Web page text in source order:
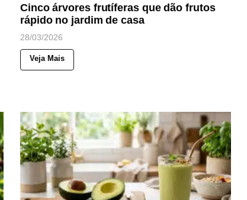
Cinco árvores frutíferas que dão frutos
rápido no jardim de casa
28/03/2026
Veja Mais